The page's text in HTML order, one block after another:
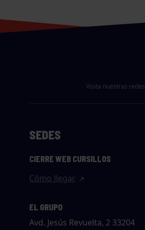
Visita nuestras redes
SEDES
CIERRE WEB CURSILLOS
Cómo llegar
EL GRUPO
Avd. Jesús Revuelta, 2 33204